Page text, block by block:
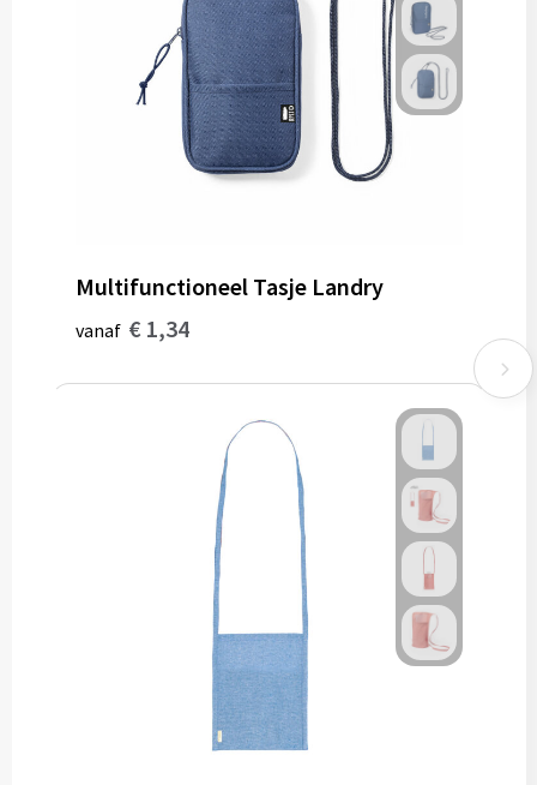
Multifunctioneel Tasje Landry
vanaf € 1,34